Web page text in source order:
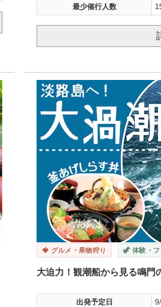
最少催行人数
🍓 グルメ・果物狩り 🦖 体験・
大迫力！観潮船から見る鳴門
出発予定日